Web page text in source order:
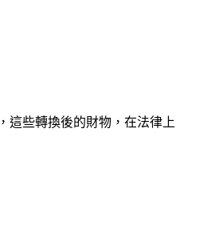
這些轉換後的財物，在法律上